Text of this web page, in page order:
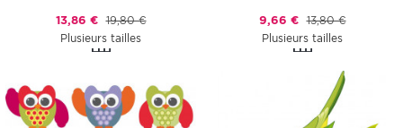
13,86 € 19,80 €
Plusieurs tailles
9,66 € 13,80 €
Plusieurs tailles